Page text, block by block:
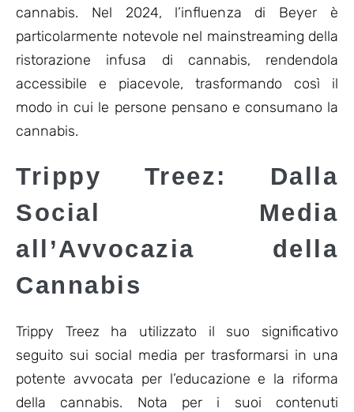
cannabis. Nel 2024, l’influenza di Beyer è
particolarmente notevole nel mainstreaming della
ristorazione infusa di cannabis, rendendola
accessibile e piacevole, trasformando così il
modo in cui le persone pensano e consumano la
cannabis.
Trippy Treez: Dalla
Social Media
all’Avvocazia della
Cannabis
Trippy Treez ha utilizzato il suo significativo
seguito sui social media per trasformarsi in una
potente avvocata per l’educazione e la riforma
della cannabis. Nota per i suoi contenuti